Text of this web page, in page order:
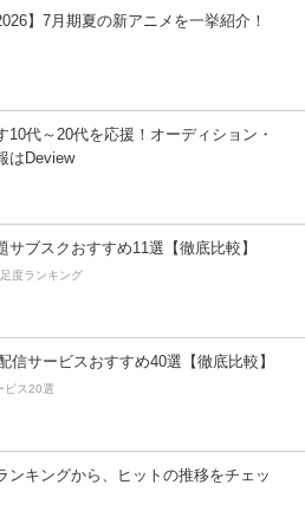
】7月期夏の新アニメを一挙紹介！
10代～20代を応援！オーディション・
はDeview
サブスクおすすめ11選【徹底比較】
度ランキング
信サービスおすすめ40選【徹底比較】
ビス20選
ンキングから、ヒットの推移をチェッ